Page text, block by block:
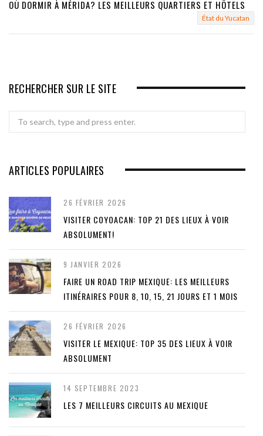
OÙ DORMIR À MÉRIDA? LES MEILLEURS QUARTIERS ET HÔTELS
État du Yucatan
RECHERCHER SUR LE SITE
Search
for:
ARTICLES POPULAIRES
26 FÉVRIER 2026
VISITER COYOACAN: TOP 21 DES LIEUX À VOIR
ABSOLUMENT!
9 JANVIER 2026
FAIRE UN ROAD TRIP MEXIQUE: LES MEILLEURS
ITINÉRAIRES POUR 8, 10, 15, 21 JOURS ET 1 MOIS
26 FÉVRIER 2026
VISITER LE MEXIQUE: TOP 35 DES LIEUX À VOIR
ABSOLUMENT
14 SEPTEMBRE 2023
LES 7 MEILLEURS CIRCUITS AU MEXIQUE